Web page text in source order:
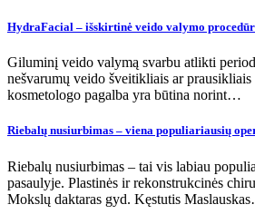
HydraFacial – išskirtinė veido valymo
Giluminį veido valymą svarbu atlikti
nešvarumų veido šveitikliais ar prausikliais
kosmetologo pagalba yra būtina norint…
Riebalų nusiurbimas – viena populiariausių
Riebalų nusiurbimas – tai vis labiau
pasaulyje. Plastinės ir rekonstrukcinės
Mokslų daktaras gyd. Kęstutis